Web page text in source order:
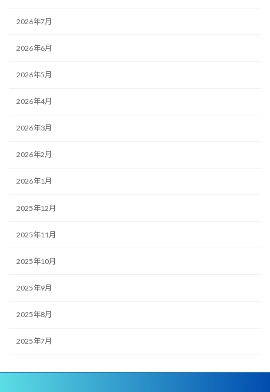
2026年7月
2026年6月
2026年5月
2026年4月
2026年3月
2026年2月
2026年1月
2025年12月
2025年11月
2025年10月
2025年9月
2025年8月
2025年7月